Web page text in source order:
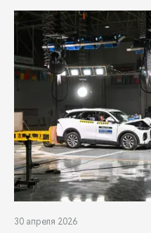
30 апреля 2026